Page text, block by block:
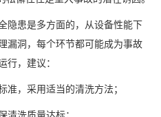
隐患是多方面的，从设备性能下
漏洞，每个环节都可能成为事故
行，建议：
准，采用适当的清洗方法；